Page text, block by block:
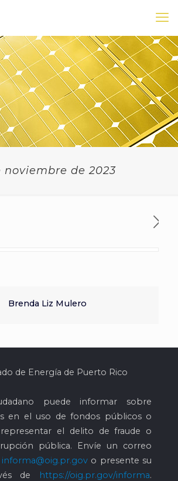
noviembre de 2023
Brenda Liz Mulero
de Energía de Puerto Rico
puede informar sobre
en el uso de fondos públicos o
el delito de fraude o
pública. Envíe un correo
informa@oig.pr.govo presente su
de
https://oig.pr.gov/informa.